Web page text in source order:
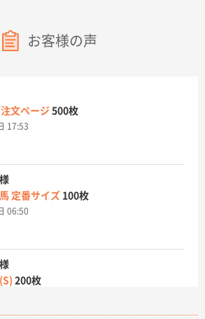
お客様の声
注文ページ 500枚
17:53
定番サイズ 100枚
06:50
200枚
が可能で価格が妥当なこと